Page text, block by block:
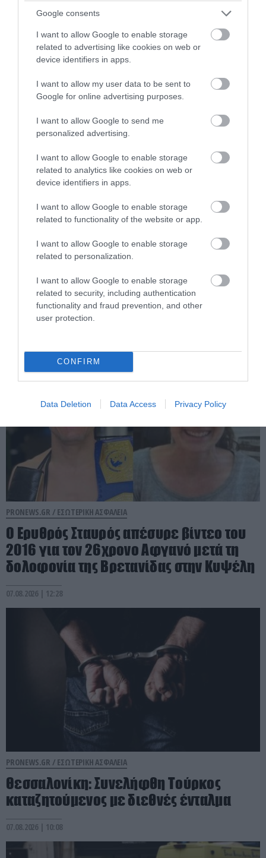
Google consents
I want to allow Google to enable storage
related to advertising like cookies on web or
device identifiers in apps.
I want to allow my user data to be sent to
Google for online advertising purposes.
I want to allow Google to send me
personalized advertising.
I want to allow Google to enable storage
related to analytics like cookies on web or
device identifiers in apps.
I want to allow Google to enable storage
related to functionality of the website or app.
I want to allow Google to enable storage
related to personalization.
I want to allow Google to enable storage
related to security, including authentication
functionality and fraud prevention, and other
user protection.
CONFIRM
Data Deletion Data Access Privacy Policy
Χανιά: 64χρονος έχασε τη ζωή του σε
πισίνα ξενοδοχείου – Συνελήφθη ο
ιδιοκτήτης
PRONEWS.GR /ΕΣΩΤΕΡΙΚΗ ΑΣΦΑΛΕΙΑ
Φθιώτιδα: Εντοπίστηκε μεγάλη φυτεία
κάνναβης με πάνω από 2.000
δενδρύλλια – Xειροπέδες σε δύο
αλλοδαπούς
PRONEWS.GR / ΕΣΩΤΕΡΙΚΗ ΑΣΦΑΛΕΙΑ
Ο Ερυθρός Σταυρός απέσυρε βίντεο του
2016 για τον 26χρονο Αφγανό μετά τη
δολοφονία της Βρετανίδας στην Κυψέλη
07.08.2026 | 12:28
PRONEWS.GR / ΕΣΩΤΕΡΙΚΗ ΑΣΦΑΛΕΙΑ
Θεσσαλονίκη: Συνελήφθη Τούρκος
καταζητούμενος με διεθνές ένταλμα
07.08.2026 | 10:08